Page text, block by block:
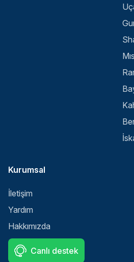
Kurumsal
İletişim
Yardım
Hakkımızda
Canlı destek